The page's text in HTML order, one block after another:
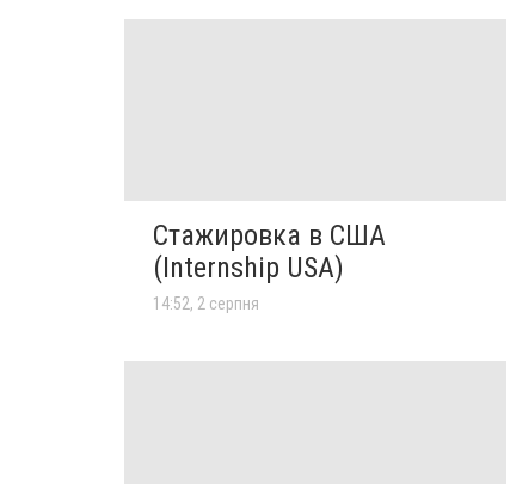
Стажировка в США
(Internship USA)
14:52, 2 серпня